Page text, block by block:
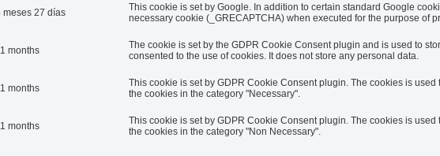
meses 27 días
This cookie is set by Google. In addition to certain standard Google
necessary cookie (_GRECAPTCHA) when executed for the purpose of
months
The cookie is set by the GDPR Cookie Consent plugin and is used to
consented to the use of cookies. It does not store any personal data.
months
This cookie is set by GDPR Cookie Consent plugin. The cookies is used
the cookies in the category "Necessary".
months
This cookie is set by GDPR Cookie Consent plugin. The cookies is used
the cookies in the category "Non Necessary".